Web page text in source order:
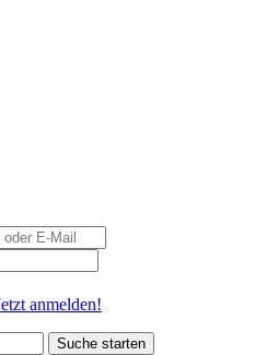
anmelden!
Suche starten